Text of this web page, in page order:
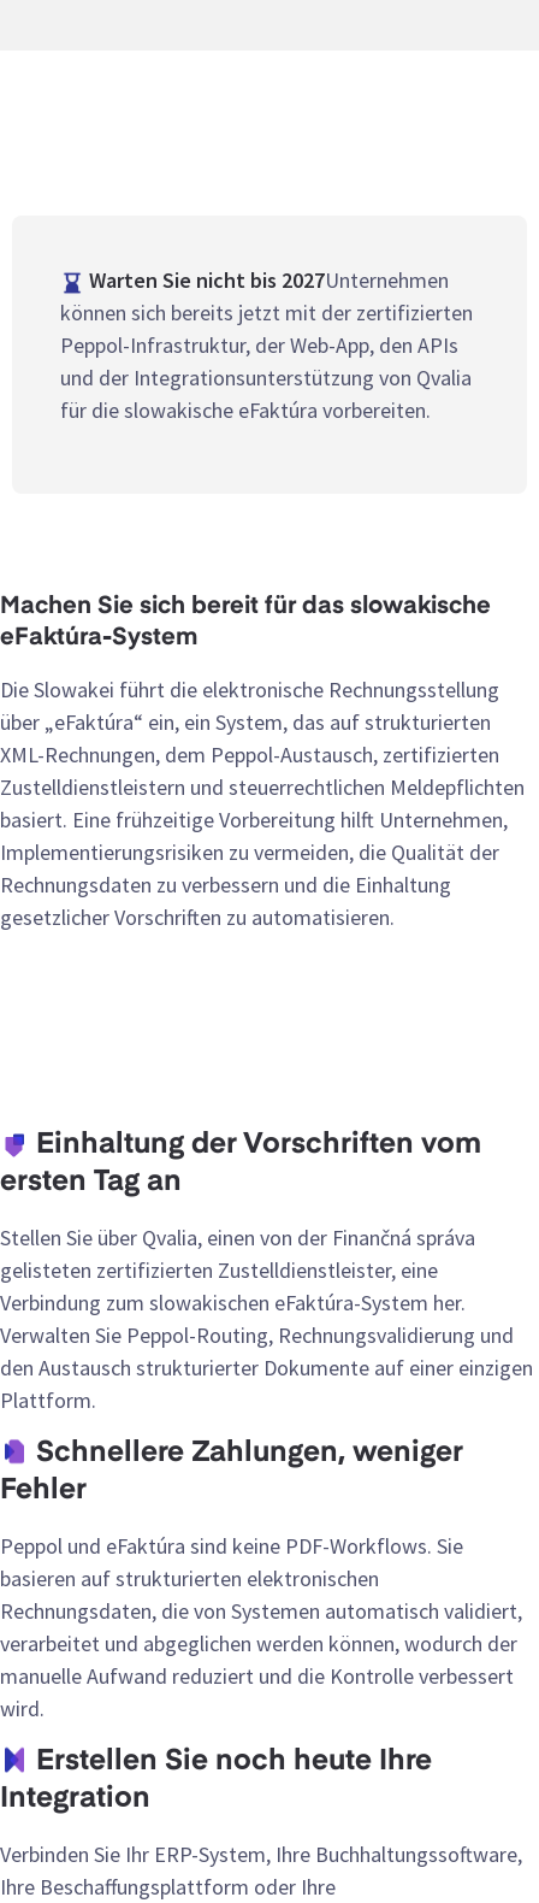
Warten Sie nicht bis 2027Unternehmen
können sich bereits jetzt mit der zertifizierten
Peppol-Infrastruktur, der Web-App, den APIs
und der Integrationsunterstützung von Qvalia
für die slowakische eFaktúra vorbereiten.
Machen Sie sich bereit für das slowakische
eFaktúra-System
Die Slowakei führt die elektronische Rechnungsstellung
über „eFaktúra“ ein, ein System, das auf strukturierten
XML-Rechnungen, dem Peppol-Austausch, zertifizierten
Zustelldienstleistern und steuerrechtlichen Meldepflichten
basiert. Eine frühzeitige Vorbereitung hilft Unternehmen,
Implementierungsrisiken zu vermeiden, die Qualität der
Rechnungsdaten zu verbessern und die Einhaltung
gesetzlicher Vorschriften zu automatisieren.
Einhaltung der Vorschriften vom
ersten Tag an
Stellen Sie über Qvalia, einen von der Finančná správa
gelisteten zertifizierten Zustelldienstleister, eine
Verbindung zum slowakischen eFaktúra-System her.
Verwalten Sie Peppol-Routing, Rechnungsvalidierung und
den Austausch strukturierter Dokumente auf einer einzigen
Plattform.
Schnellere Zahlungen, weniger
Fehler
Peppol und eFaktúra sind keine PDF-Workflows. Sie
basieren auf strukturierten elektronischen
Rechnungsdaten, die von Systemen automatisch validiert,
verarbeitet und abgeglichen werden können, wodurch der
manuelle Aufwand reduziert und die Kontrolle verbessert
wird.
Erstellen Sie noch heute Ihre
Integration
Verbinden Sie Ihr ERP-System, Ihre Buchhaltungssoftware,
Ihre Beschaffungsplattform oder Ihre